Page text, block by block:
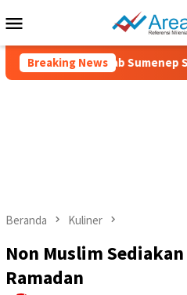
ke
Mobile
Breaking News
Pemkab Sumenep
Beranda Kuliner
Non Muslim
Ramadan